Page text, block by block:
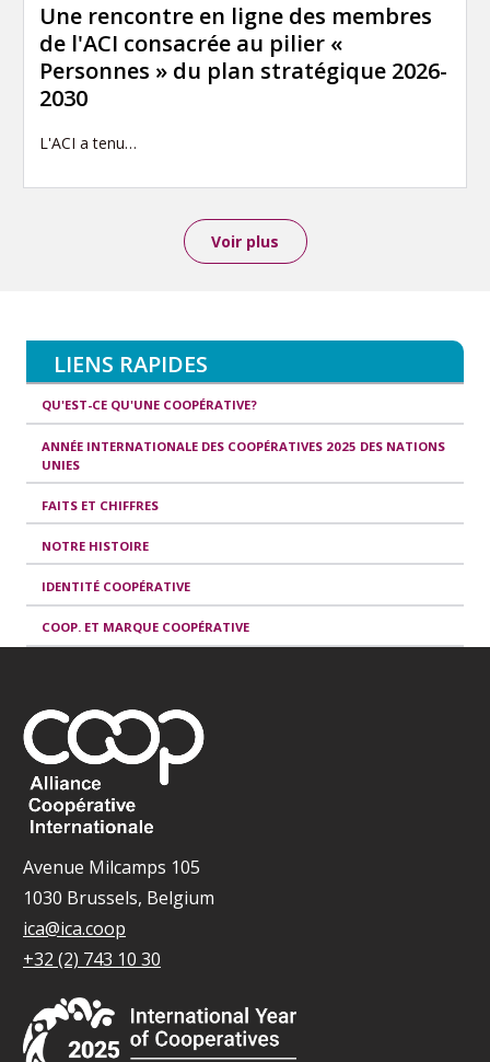
Une rencontre en ligne des membres
de l'ACI consacrée au pilier «
Personnes » du plan stratégique 2026-
2030
L'ACI a tenu…
Voir plus
LIENS RAPIDES
QU'EST-CE QU'UNE COOPÉRATIVE?
ANNÉE INTERNATIONALE DES COOPÉRATIVES 2025 DES NATIONS
UNIES
FAITS ET CHIFFRES
NOTRE HISTOIRE
IDENTITÉ COOPÉRATIVE
COOP. ET MARQUE COOPÉRATIVE
Avenue Milcamps 105
1030 Brussels, Belgium
ica@ica.coop
+32 (2) 743 10 30